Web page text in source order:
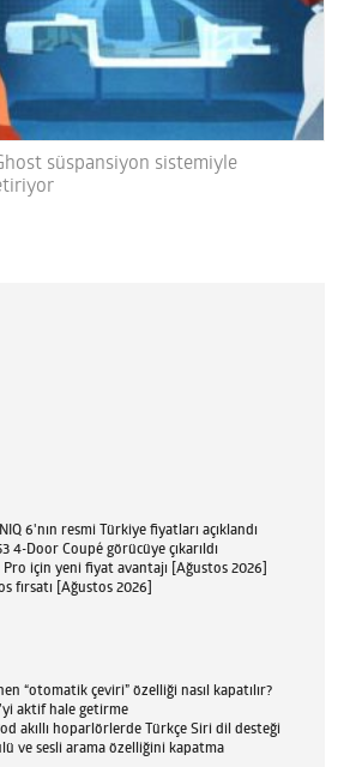
süspansiyon sistemiyle
6'nın resmi Türkiye fiyatları açıklandı
4-Door Coupé görücüye çıkarıldı
için yeni fiyat avantajı [Ağustos 2026]
fırsatı [Ağustos 2026]
“otomatik çeviri” özelliği nasıl kapatılır?
aktif hale getirme
akıllı hoparlörlerde Türkçe Siri dil desteği
ve sesli arama özelliğini kapatma